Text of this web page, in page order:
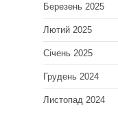
Березень 2025
Лютий 2025
Січень 2025
Грудень 2024
Листопад 2024